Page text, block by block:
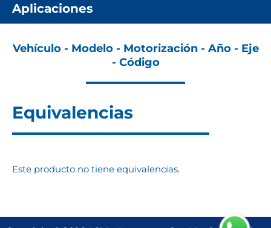
Aplicaciones
Vehículo - Modelo - Motorización - Año - Eje
- Código
Equivalencias
Este producto no tiene equivalencias.